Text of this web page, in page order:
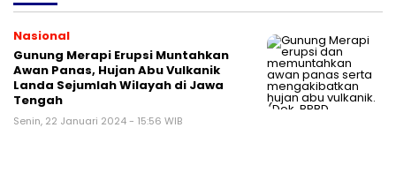
Nasional
Gunung Merapi Erupsi Muntahkan
Awan Panas, Hujan Abu Vulkanik
Landa Sejumlah Wilayah di Jawa
Tengah
Senin, 22 Januari 2024 - 15:56 WIB